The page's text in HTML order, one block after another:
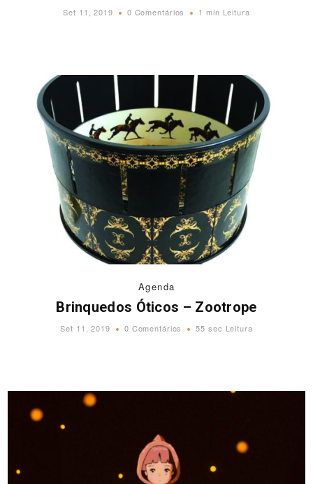
Set 11, 2019 0 Comentários 1 min Leitura
Agenda
Brinquedos Óticos – Zootrope
Set 11, 2019 0 Comentários 55 sec Leitura